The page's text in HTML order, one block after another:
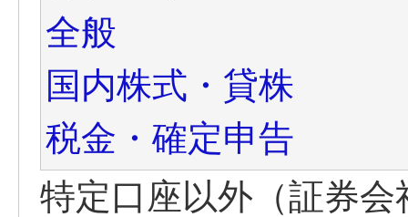
全般
国内株式・貸株
税金・確定申告
特定口座以外（証券